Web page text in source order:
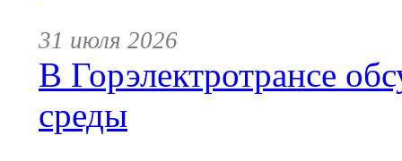
31 июля 2026
В Горэлектротрансе
среды